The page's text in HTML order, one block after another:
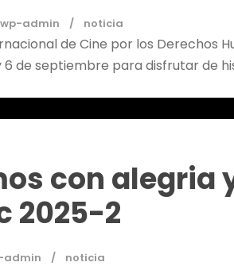
wp-admin noticia
de Cine por los Derechos
6 de septiembre para disfrutar de
con alegria
2025-2
admin noticia